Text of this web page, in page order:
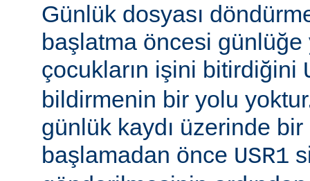
Günlük dosyası
başlatma öncesi
çocukların işini bitirdiğini
bildirmenin bir yolu
günlük kaydı üzerinde
başlamadan önce USR1